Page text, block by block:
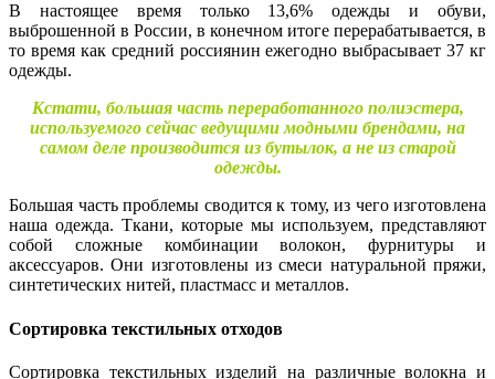
В настоящее время только 13,6% одежды и обуви,
выброшенной в России, в конечном итоге перерабатывается, в
то время как средний россиянин ежегодно выбрасывает 37 кг
одежды.
Кстати, большая часть переработанного полиэстера,
используемого сейчас ведущими модными брендами, на
самом деле производится из бутылок, а не из старой
одежды.
Большая часть проблемы сводится к тому, из чего изготовлена
наша одежда. Ткани, которые мы используем, представляют
собой сложные комбинации волокон, фурнитуры и
аксессуаров. Они изготовлены из смеси натуральной пряжи,
синтетических нитей, пластмасс и металлов.
Сортировка текстильных отходов
Сортировка текстильных изделий на различные волокна и